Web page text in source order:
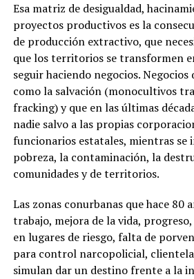
Esa matriz de desigualdad,
proyectos productivos es la
de producción extractivo, que
que los territorios se transformen
seguir haciendo negocios. Negocios
como la salvación (monocultivos
fracking) y que en las últimas
nadie salvo a las propias
funcionarios estatales, mientras se
pobreza, la contaminación, la
comunidades y de territorios.
Las zonas conurbanas que hace 80
trabajo, mejora de la vida,
en lugares de riesgo, falta de
para control narcopolicial,
simulan dar un destino frente a la